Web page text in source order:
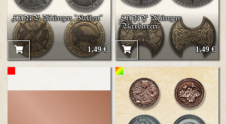
LARP Münzen "Kelten"
1,49 €
LARP Münzen
"Barbaren"
1,49 €